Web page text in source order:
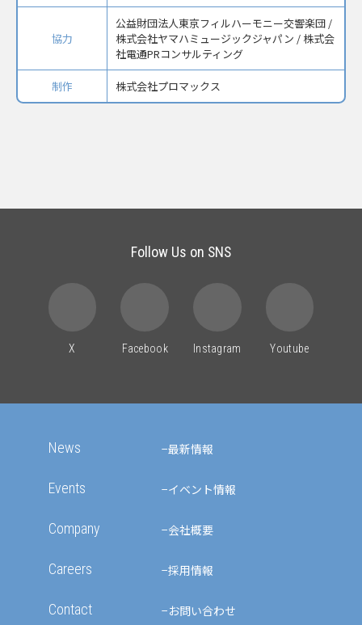
協力
公益財団法人東京フィルハーモニー交響楽団 /
株式会社ヤマハミュージックジャパン / 株式会
社電通PRコンサルティング
制作 株式会社プロマックス
Follow Us on SNS
X Facebook Instagram Youtube
News 最新情報
Events イベント情報
Company 会社概要
Careers 採用情報
Contact お問い合わせ